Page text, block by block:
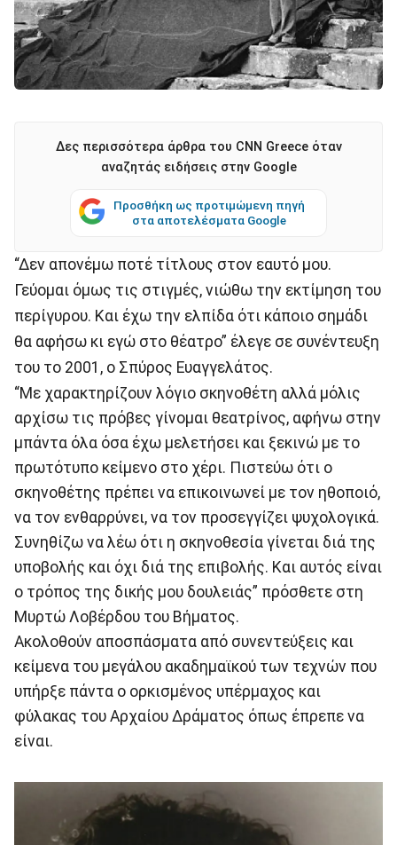
Δες περισσότερα άρθρα του CNN Greece όταν
αναζητάς ειδήσεις στην Google
Προσθήκη ως προτιμώμενη πηγή
στα αποτελέσματα Google
“Δεν απονέμω ποτέ τίτλους στον εαυτό μου.
Γεύομαι όμως τις στιγμές, νιώθω την εκτίμηση του
περίγυρου. Και έχω την ελπίδα ότι κάποιο σημάδι
θα αφήσω κι εγώ στο θέατρο” έλεγε σε συνέντευξη
του το 2001, ο Σπύρος Ευαγγελάτος.
“Με χαρακτηρίζουν λόγιο σκηνοθέτη αλλά μόλις
αρχίσω τις πρόβες γίνομαι θεατρίνος, αφήνω στην
μπάντα όλα όσα έχω μελετήσει και ξεκινώ με το
πρωτότυπο κείμενο στο χέρι. Πιστεύω ότι ο
σκηνοθέτης πρέπει να επικοινωνεί με τον ηθοποιό,
να τον ενθαρρύνει, να τον προσεγγίζει ψυχολογικά.
Συνηθίζω να λέω ότι η σκηνοθεσία γίνεται διά της
υποβολής και όχι διά της επιβολής. Και αυτός είναι
ο τρόπος της δικής μου δουλειάς” πρόσθετε στη
Μυρτώ Λοβέρδου του Βήματος.
Ακολοθούν αποσπάσματα από συνεντεύξεις και
κείμενα του μεγάλου ακαδημαϊκού των τεχνών που
υπήρξε πάντα ο ορκισμένος υπέρμαχος και
φύλακας του Αρχαίου Δράματος όπως έπρεπε να
είναι.